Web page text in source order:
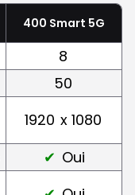
400 Smart 5G
8
50
1920 x 1080
Oui